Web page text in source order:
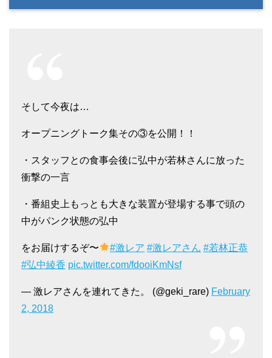
そして今夜は…
オープニングトーク集その③を公開！！
・スタッフとの食事会後に弘中が若林さんに放った
衝撃の一言
・番組史上もっとも大きな装置が登場する事で頭の
中がパンク状態の弘中
をお届けするぞ〜 #激レア #激レアさん #若林正恭
#弘中綾香 pic.twitter.com/fdooiKmNsf
— 激レアさんを連れてきた。 (@geki_rare) February
2, 2018